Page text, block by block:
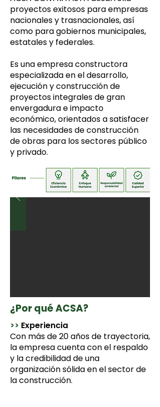
proyectos exitosos para empresas
nacionales y trasnacionales, así
como para gobiernos municipales,
estatales y federales.
Es una empresa constructora
especializada en el desarrollo,
ejecución y construcción de
proyectos integrales de gran
envergadura e impacto
económico, orientados a satisfacer
las necesidades de construcción
de obras para los sectores público
y privado.
¿Por qué ACSA?
>> Experiencia
Con más de 20 años de trayectoria,
la empresa cuenta con el respaldo
y la credibilidad de una
organización sólida en el sector de
la construcción.